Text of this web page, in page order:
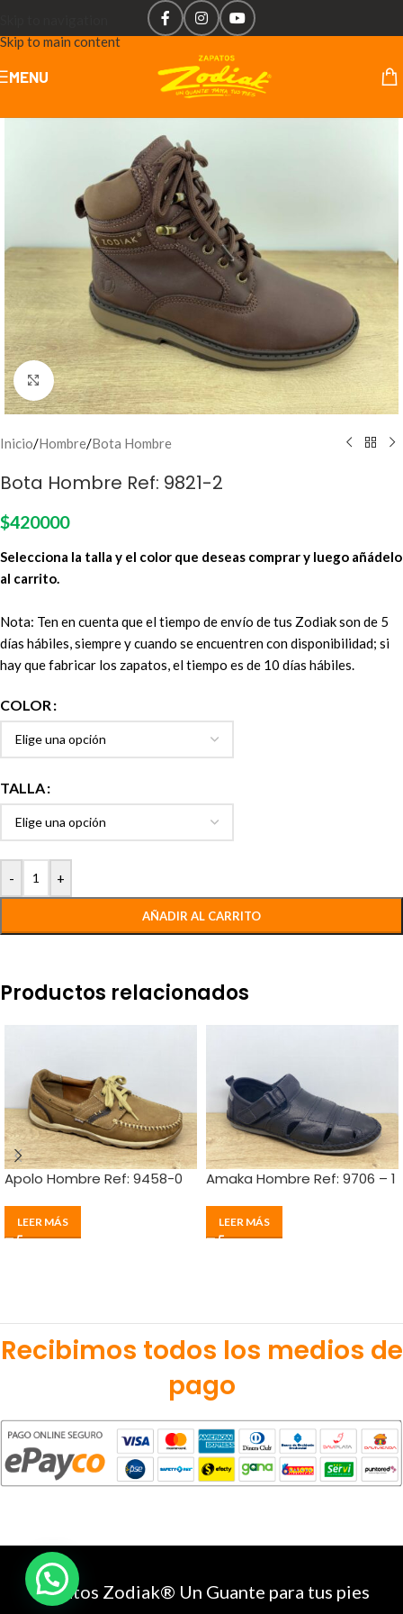
Skip to main content
MENU
Click to enlarge
Inicio/Hombre/Bota Hombre
Bota Hombre Ref: 9821-2
$420000
Selecciona la talla y el color que deseas comprar y luego añádelo
al carrito.
Nota: Ten en cuenta que el tiempo de envío de tus Zodiak son de 5
días hábiles, siempre y cuando se encuentren con disponibilidad; si
hay que fabricar los zapatos, el tiempo es de 10 días hábiles.
COLOR
TALLA
- +
AÑADIR AL CARRITO
Productos relacionados
Apolo Hombre Ref: 9458-0
LEER MÁS
Amaka Hombre Ref: 9706 – 1
LEER MÁS
Recibimos todos los medios de
pago
Zapatos Zodiak® Un Guante para tus pies